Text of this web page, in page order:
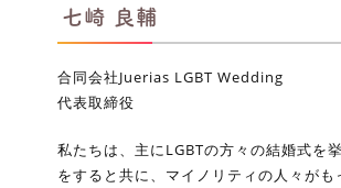
七崎 良輔
合同会社Juerias LGBT Wedding
代表取締役
私たちは、主にLGBTの方々の結婚式を
をすると共に、マイノリティの人々がも